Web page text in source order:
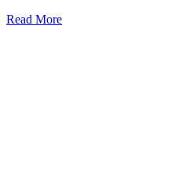
Read More